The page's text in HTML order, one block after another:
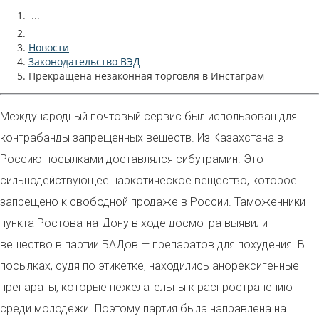
...
Новости
Законодательство ВЭД
Прекращена незаконная торговля в Инстаграм
Международный почтовый сервис был использован для
контрабанды запрещенных веществ. Из Казахстана в
Россию посылками доставлялся сибутрамин. Это
сильнодействующее наркотическое вещество, которое
запрещено к свободной продаже в России. Таможенники
пункта Ростова-на-Дону в ходе досмотра выявили
вещество в партии БАДов — препаратов для похудения. В
посылках, судя по этикетке, находились анорексигенные
препараты, которые нежелательны к распространению
среди молодежи. Поэтому партия была направлена на